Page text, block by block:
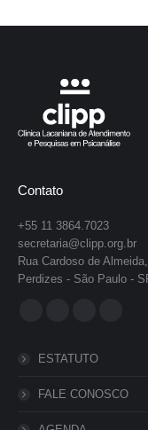
Contato
+55 11 3864.7023
secretaria@clipp.org.br
Rua Cardoso de
Perdizes - São Paulo -
opensopens
in
opens
in
in
ESTATUTO
FALE CONOSCO